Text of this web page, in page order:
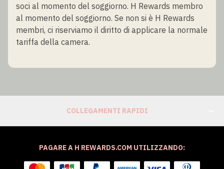
soci al momento del soggiorno. H Rewards membro
al momento del soggiorno. Se non si è H Rewards
membri, ci riserviamo il diritto di applicare la normale
tariffa della camera.
COLLEGAMENTI RAPIDI
PAGARE A H REWARDS.COM UTILIZZANDO: